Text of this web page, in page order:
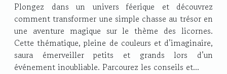
des licornes
Plongez dans un univers féerique et découvrez
comment transformer une simple chasse au trésor en
une aventure magique sur le thème des licornes.
Cette thématique, pleine de couleurs et d’imaginaire,
saura émerveiller petits et grands lors d’un
événement inoubliable. Parcourez les conseils et...